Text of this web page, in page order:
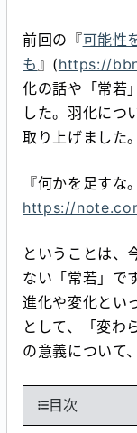
前回の『可能性
も』(https://
化の話や「常若
した。羽化につ
取り上げました。
『何かを足すな
https://
ということは、
ない「常若」です
進化や変化とい
として、「変わ
の意義について
目次